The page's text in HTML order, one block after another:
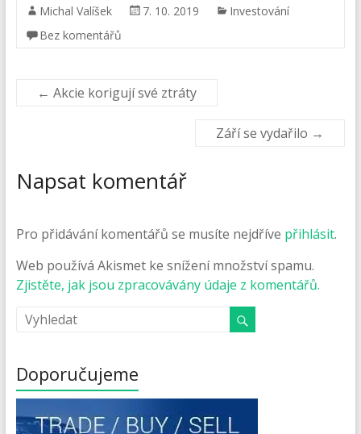
Michal Valíšek 7. 10. 2019
Investování
Bez komentářů
← Akcie korigují své ztráty
Září se vydařilo →
Napsat komentář
Pro přidávání komentářů se musíte nejdříve přihlásit.
Web používá Akismet ke snížení množství spamu.
Zjistěte, jak jsou zpracovávány údaje z komentářů.
Doporučujeme